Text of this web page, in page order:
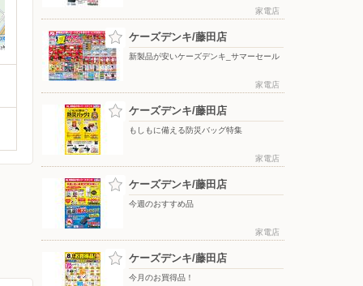
家電店
ケーズデンキ/藤田店
新製品が安いケーズデンキ_サマーセール
家電店
ケーズデンキ/藤田店
もしもに備える防災バッグ特集
家電店
ケーズデンキ/藤田店
今週のおすすめ品
家電店
ケーズデンキ/藤田店
今月のお買得品！